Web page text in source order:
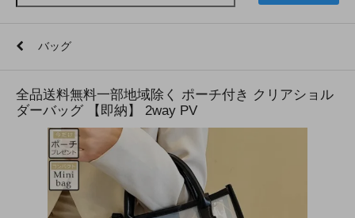
バッグ
全品送料無料一部地域除く ポーチ付き クリアショル
ダーバッグ 【即納】 2way PV